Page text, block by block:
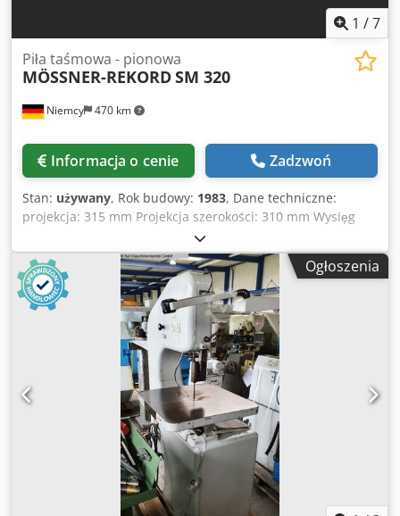
1 /7
Niemcy 470 km
Piła taśmowa - pionowa
MÖSSNER-REKORDSM 320
Informacja o cenie Zadzwoń
Stan: używany, Rok budowy: 1983, Dane techniczne:
projekcja: 315 mm Projekcja szerokości: 310 mm Wysięg
wysokości: 230 mm Długość brzeszczotu: 2530 - 2650 mm
Szerokość ostrza piły: 13 mm Prędkość taśmy: 12 - 750
m/min Rozmiar stołu: 500 x 500 mm Wysokość stołu nad
podłogą: 950 mm Całkowite zapotrzebowanie na moc: 1,3
kW Masa maszyny ok.: 450 kg Wymiary maszyny ok. Dł. x
szer. x wys.: 0,8 x 0,7 x 1,65 m piła taśmowa do stali i
metalu długość pasa segregatora 2550 mm Wyposażenie
dodatkowe: Obróbka taśmy piły Idealnie -> Urządzenie do
cięcia taśmy piły-Urządzenie do spawania taśmy piły-
Urządzenie do szlifowania taśmy piły chłodzenie poprzez
natrysk sterowanie nogą Akcesoria: -rozdz. brzeszczoty
Dsdpfxjva E E Te Aiyjck -1x koło Ø 320 mm -Taśma tnąca
sprzedawana na metry RRR Röntgen *
Ogłoszenia